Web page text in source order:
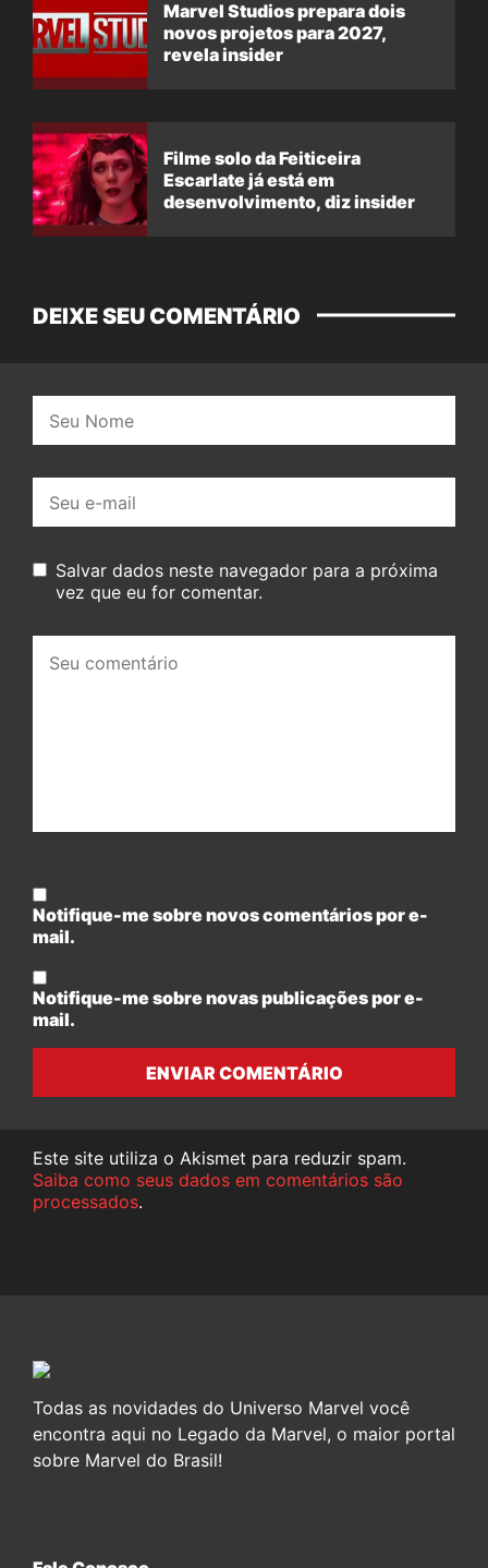
Marvel Studios prepara dois
novos projetos para 2027,
revela insider
Filme solo da Feiticeira
Escarlate já está em
desenvolvimento, diz insider
DEIXE SEU COMENTÁRIO
mail:
Salvar dados neste navegador para a próxima
vez que eu for comentar.
comentário:
Notifique-me sobre novos comentários por e-
mail.
Notifique-me sobre novas publicações por e-
mail.
ENVIAR COMENTÁRIO
Este site utiliza o Akismet para reduzir spam.
Saiba como seus dados em comentários são
processados.
Todas as novidades do Universo Marvel você
encontra aqui no Legado da Marvel, o maior portal
sobre Marvel do Brasil!